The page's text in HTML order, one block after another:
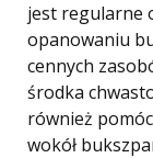
jest regularne
opanowaniu
cennych
środka
również
wokół